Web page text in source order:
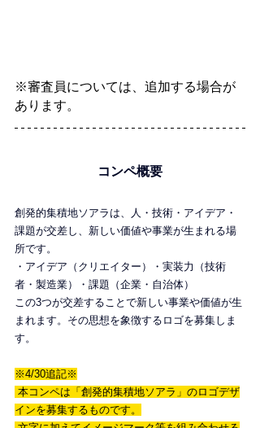
※審査員については、追加する場合が
あります。
コンペ概要
創発的集積地ソアラは、人・技術・アイデア・
課題が交差し、新しい価値や事業が生まれる場
所です。
・アイデア（クリエイター）・実装力（技術
者・製造業）・課題（企業・自治体）
この3つが交差することで新しい事業や価値が生
まれます。その思想を象徴するロゴを募集しま
す。
※4/30追記※
インを募集するものです。